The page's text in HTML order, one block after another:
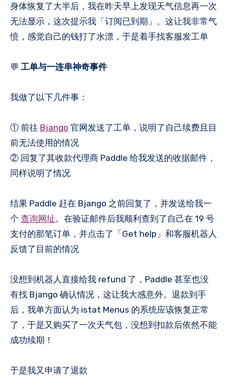
身体恢复了大半后，我在昨天早上发现天气信息再一次
无法显示，这次提示我「订阅已到期」。这让我非常气
愤，感觉自己的钱打了水漂，于是着手找客服发工单
💬 工单与一连串神奇事件
我做了以下几件事：
① 前往 Bjango 官网发送了工单，说明了自己续费且目
前无法使用的情况
② 回复了其收款代理商 Paddle 给我发送的收据邮件，
同样说明了情况
结果 Paddle 赶在 Bjango 之前回复了，并发送给我一
个 查询网址。在验证邮件后我顺利查到了自己在 19 号
支付的那笔订单，并点击了「Get help」和客服机器人
反馈了目前的情况
没想到机器人直接给我 refund 了，Paddle 甚至也没
有找 Bjango 确认情况，这让我大感意外。退款到手
后，我单方面认为 istat Menus 的系统应该恢复正常
了，于是又购买了一次天气包，没想到扣款后依然不能
成功续期！
于是我又申请了退款